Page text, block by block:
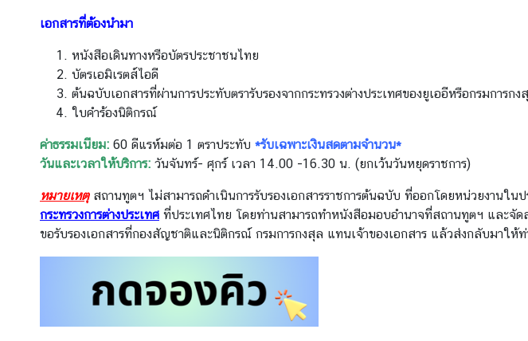
บ
ฝ่
า
ย
แ
ร
เอกสารที่ต้องนำมา
หนังสือเดินทางหรือบัตรประชาชนไทย
บัตรเอมิเรตส์ไอดี
ต้นฉบับเอกสารที่ผ่านการประทับตรารับรองจากกระทรวงต่างประเทศของยูเออีหรือกรมการก
ใบคำร้องนิติกรณ์
ค่าธรรมเนียม: 60 ดีแรห์มต่อ 1 ตราประทับ *รับเฉพาะเงินสดตามจำนวน*
วันและเวลาให้บริการ: วันจันทร์- ศุกร์ เวลา 14.00 -16.30 น. (ยกเว้นวันหยุดราชการ)
หมายเหตุสถานทูตฯ ไม่สามารถดําเนินการรับรองเอกสารราชการต้นฉบับ ที่ออกโดยหน่วยงานใน
กระทรวงการต่างประเทศ ที่ประเทศไทย โดยท่านสามารถทําหนังสือมอบอํานาจที่สถานทูตฯ และจั
ขอรับรองเอกสารที่กองสัญชาติและนิติกรณ์ กรมการกงสุล แทนเจ้าของเอกสาร แล้วส่งกลับมาให้